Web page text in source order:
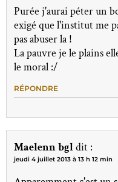
Purée j'aurai péter un
exigé que l'institut me
pas abuser la !
La pauvre je le plains
le moral :/
RÉPONDRE
Maelenn bgldit :
jeudi 4 juillet 2013 à 13 h 12 min